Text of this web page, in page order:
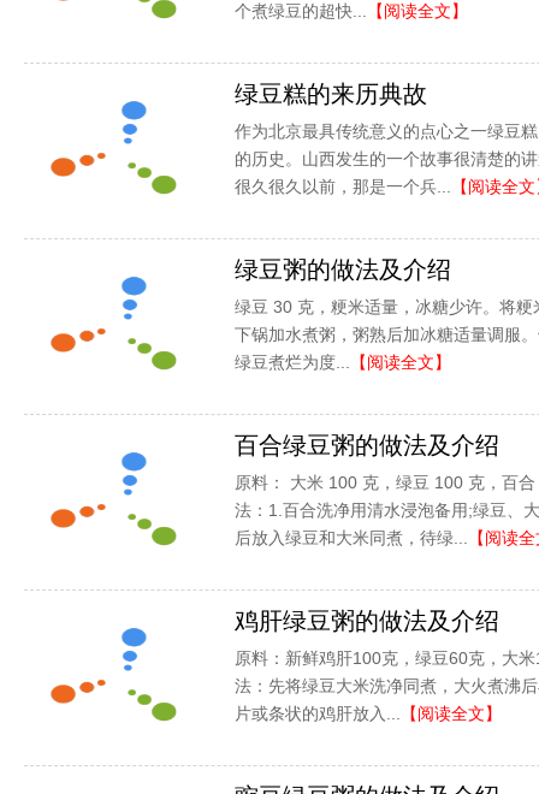
个煮绿豆的超快...
【阅读全文】
绿豆糕的来历典故
作为北京最具传统意义的点心之一绿豆
的历史。山西发生的一个故事很清楚的
很久很久以前，那是一个兵...
【阅读全
绿豆粥的做法及介绍
绿豆 30 克，粳米适量，冰糖少许。将
下锅加水煮粥，粥熟后加冰糖适量调服
绿豆煮烂为度...
【阅读全文】
百合绿豆粥的做法及介绍
原料： 大米 100 克，绿豆 100 克，百
法：1.百合洗净用清水浸泡备用;绿豆、
后放入绿豆和大米同煮，待绿...
【阅读
鸡肝绿豆粥的做法及介绍
原料：新鲜鸡肝100克，绿豆60克，大
法：先将绿豆大米洗净同煮，大火煮沸
片或条状的鸡肝放入...
【阅读全文】